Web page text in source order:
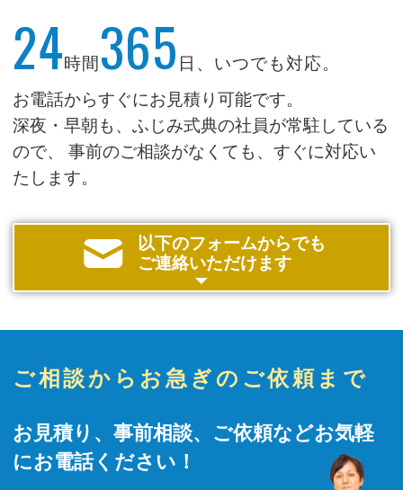
24時間 365 日、いつでも対応。
お電話からすぐにお見積り可能です。
深夜・早朝も、ふじみ式典の社員が常駐している
ので、
事前のご相談がなくても、すぐに対応い
たします。
以下のフォームからでも
ご連絡いただけます
ご相談からお急ぎのご依頼まで
お見積り、事前相談、ご依頼などお気軽
にお電話ください！